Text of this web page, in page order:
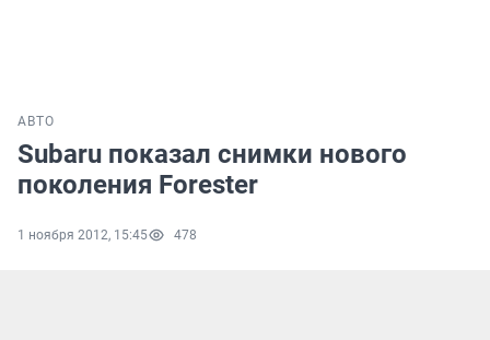
АВТО
Subaru показал снимки нового
поколения Forester
1 ноября 2012, 15:45 478